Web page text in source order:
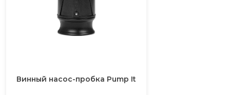
Винный насос-пробка Pump It